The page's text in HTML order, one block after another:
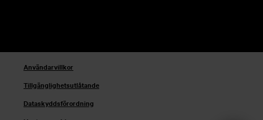
Användarvillkor
Tillgänglighetsutlåtande
Dataskyddsförordning